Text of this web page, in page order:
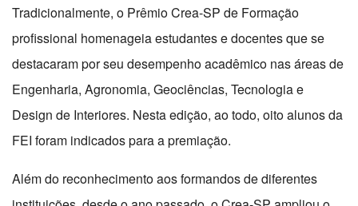
Tradicionalmente, o Prêmio Crea-SP de Formação
profissional homenageia estudantes e docentes que se
destacaram por seu desempenho acadêmico nas áreas de
Engenharia, Agronomia, Geociências, Tecnologia e
Design de Interiores. Nesta edição, ao todo, oito alunos da
FEI foram indicados para a premiação.
Além do reconhecimento aos formandos de diferentes